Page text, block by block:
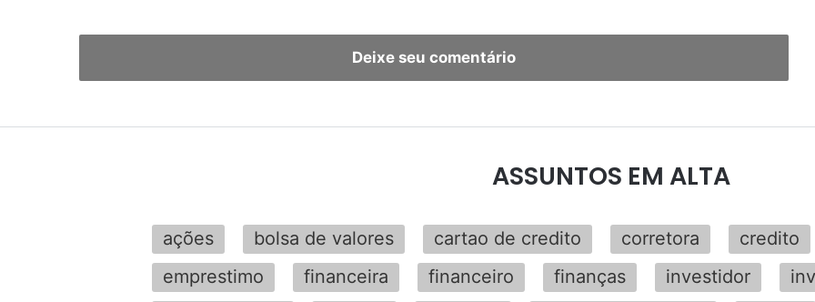
Deixe seu comentário
ASSUNTOS EM ALTA
ações bolsa de valores cartao de credito corretora credito
emprestimo
financeira financeiro finanças investidor